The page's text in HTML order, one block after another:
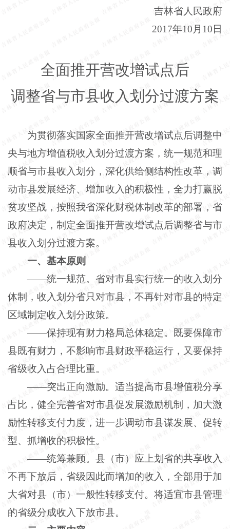
吉林省人民政府
2017年10月10日
全面推开营改增试点后
调整省与市县收入划分过渡方案
为贯彻落实国家全面推开营改增试点后调整中
央与地方增值税收入划分过渡方案，统一规范和理
顺省与市县收入划分，深化供给侧结构性改革，调
动市县发展经济、增加收入的积极性，全力打赢脱
贫攻坚战，按照我省深化财税体制改革的部署，省
政府决定，制定全面推开营改增试点后调整省与市
县收入划分过渡方案。
一、基本原则
——统一规范。省对市县实行统一的收入划分
体制，收入划分省只对市县，不再针对市县的特定
区域制定收入划分政策。
——保持现有财力格局总体稳定。既要保障市
县既有财力，不影响市县财政平稳运行，又要保持
省级收入占合理比重。
——突出正向激励。适当提高市县增值税分享
占比，健全完善省对市县促发展激励机制，加大激
励性转移支付力度，进一步调动市县谋发展、促转
型、抓增收的积极性。
——统筹兼顾。县（市）应上划省的共享收入
不再下放后，省级因此而增加的收入，全部用于加
大省对县（市）一般性转移支付。将适宜市县管理
的省级分成收入下放市县。